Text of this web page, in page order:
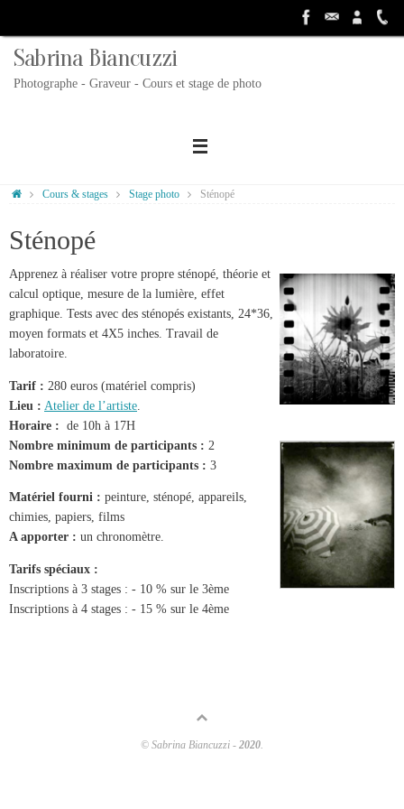
contenu
Sabrina Biancuzzi
Photographe - Graveur - Cours et stage de photo
AccueilCours & stages Stage photo Sténopé
Sténopé
Apprenez à réaliser votre propre sténopé, théorie et
calcul optique, mesure de la lumière, effet
graphique. Tests avec des sténopés existants, 24*36,
moyen formats et 4X5 inches. Travail de
laboratoire.
Tarif : 280 euros (matériel compris)
Lieu : Atelier de l’artiste
Horaire : de 10h à 17H
Nombre minimum de participants : 2
Nombre maximum de participants : 3
Matériel fourni : peinture, sténopé, appareils,
chimies, papiers, films
A apporter : un chronomètre.
Tarifs spéciaux :
Inscriptions à 3 stages : -­ 10 % sur le 3ème
Inscriptions à 4 stages : -­ 15 % sur le 4ème
© Sabrina Biancuzzi - 2020.